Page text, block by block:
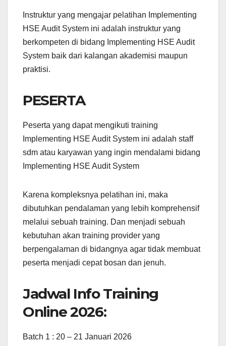
Instruktur yang mengajar pelatihan Implementing
HSE Audit System ini adalah instruktur yang
berkompeten di bidang Implementing HSE Audit
System baik dari kalangan akademisi maupun
praktisi.
PESERTA
Peserta yang dapat mengikuti training
Implementing HSE Audit System ini adalah staff
sdm atau karyawan yang ingin mendalami bidang
Implementing HSE Audit System
Karena kompleksnya pelatihan ini, maka
dibutuhkan pendalaman yang lebih komprehensif
melalui sebuah training. Dan menjadi sebuah
kebutuhan akan training provider yang
berpengalaman di bidangnya agar tidak membuat
peserta menjadi cepat bosan dan jenuh.
Jadwal Info Training
Online 2026:
Batch 1 : 20 – 21 Januari 2026